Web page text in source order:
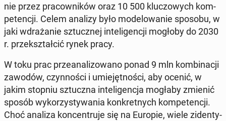
nie przez pra­cow­ni­ków oraz 10 500 klu­czo­wych kom­
pe­ten­cji. Celem analizy było mo­de­lo­wa­nie sposobu, w
jaki wdra­ża­nie sztucz­nej in­te­li­gen­cji mogłoby do 2030
r. prze­kształ­cić rynek pracy.
W toku prac prze­ana­li­zo­wa­no ponad 9 mln kom­bi­na­cji
zawodów, czyn­no­ści i umie­jęt­no­ści, aby ocenić, w
jakim stopniu sztucz­na in­te­li­gen­cja mogłaby zmienić
sposób wy­ko­rzy­sty­wa­nia kon­kret­nych kom­pe­ten­cji.
Choć analiza kon­cen­tru­je się na Europie, wiele zi­den­ty­